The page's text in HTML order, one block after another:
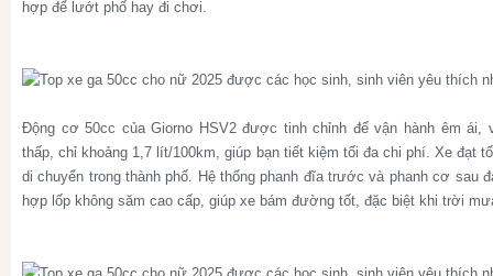
hợp để lướt phố hay đi chơi.
Động cơ 50cc của Giorno HSV2 được tinh chỉnh để vận hành êm ái,
thấp, chỉ khoảng 1,7 lít/100km, giúp bạn tiết kiệm tối đa chi phí. Xe đạt
di chuyển trong thành phố. Hệ thống phanh đĩa trước và phanh cơ sau
hợp lốp không săm cao cấp, giúp xe bám đường tốt, đặc biệt khi trời